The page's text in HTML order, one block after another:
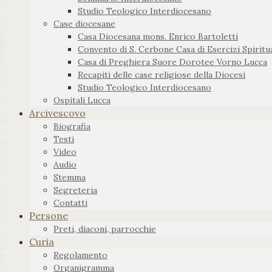
Studio Teologico Interdiocesano
Case diocesane
Casa Diocesana mons. Enrico Bartoletti
Convento di S. Cerbone Casa di Esercizi
Casa di Preghiera Suore Dorotee Vorno Lucca
Recapiti delle case religiose della Diocesi
Studio Teologico Interdiocesano
Ospitali Lucca
Arcivescovo
Biografia
Testi
Video
Audio
Stemma
Segreteria
Contatti
Persone
Preti, diaconi, parrocchie
Curia
Regolamento
Organigramma